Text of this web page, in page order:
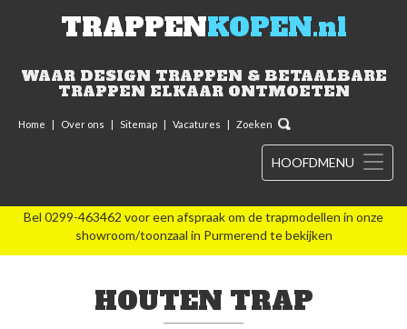
TRAPPENKOPEN.nl
WAAR DESIGN TRAPPEN & BETAALBARE
TRAPPEN ELKAAR ONTMOETEN
Home | Over ons | Sitemap | Vacatures | Zoeken
HOOFDMENU
Bel 0299-463462 voor een afspraak om de trapmodellen in onze
showroom/toonzaal in Purmerend te bekijken
HOUTEN TRAP